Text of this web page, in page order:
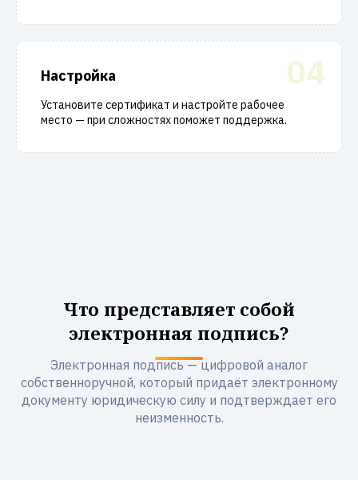
04
Настройка
Установите сертификат и настройте рабочее
место — при сложностях поможет поддержка.
Что представляет собой
электронная подпись?
Электронная подпись — цифровой аналог
собственноручной, который придаёт электронному
документу юридическую силу и подтверждает его
неизменность.